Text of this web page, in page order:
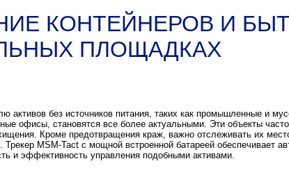
КОНТЕЙНЕРОВ И
ПЛОЩАДКАХ
активов без источников питания, таких как промышленные и
офисы, становятся все более актуальными. Эти объекты
Кроме предотвращения краж, важно отслеживать их
MSM-Tact с мощной встроенной батареей обеспечивает
и эффективность управления подобными активами.